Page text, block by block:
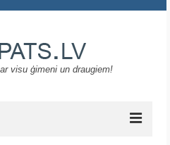
visu ģimeni un draugiem!